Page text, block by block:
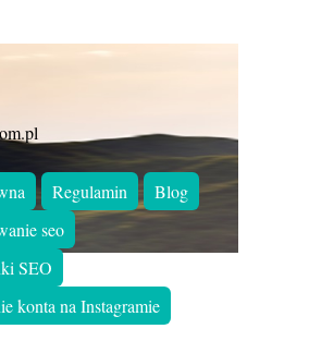
Regulamin
Blog
seo
SEO
konta na Instagramie